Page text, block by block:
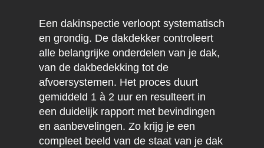
Een dakinspectie verloopt systematisch
en grondig. De dakdekker controleert
alle belangrijke onderdelen van je dak,
van de dakbedekking tot de
afvoersystemen. Het proces duurt
gemiddeld 1 à 2 uur en resulteert in
een duidelijk rapport met bevindingen
en aanbevelingen. Zo krijg je een
compleet beeld van de staat van je dak